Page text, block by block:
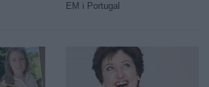
EM i Portugal